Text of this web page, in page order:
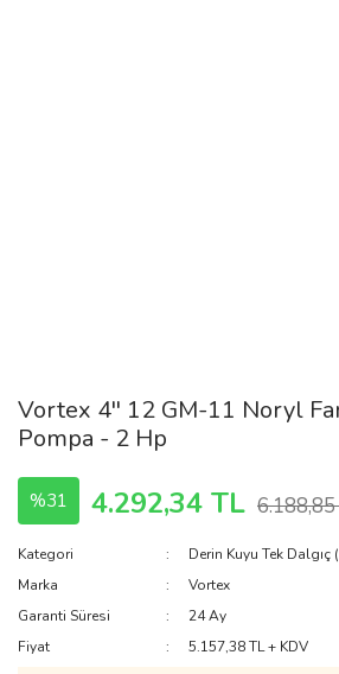
Vortex 4'' 12 GM-11 Noryl
Pompa - 2 Hp
%31 4.292,34 TL
Kategori
Derin Kuyu Tek Dalgıç
Marka
Vortex
Garanti Süresi
24 Ay
Fiyat
5.157,38 TL + KDV